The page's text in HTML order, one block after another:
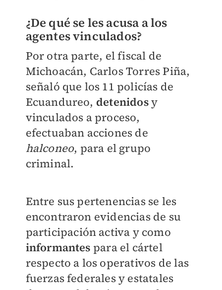
¿De qué se les acusa a los
agentes vinculados?
Por otra parte, el fiscal de
Michoacán, Carlos Torres Piña,
señaló que los 11 policías de
Ecuandureo, detenidosy
vinculados a proceso,
efectuaban acciones de
halconeo, para el grupo
criminal.
Entre sus pertenencias se les
encontraron evidencias de su
participación activa y como
informantes para el cártel
respecto a los operativos de las
fuerzas federales y estatales